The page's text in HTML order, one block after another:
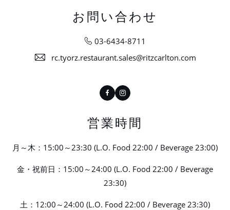
お問い合わせ
03-6434-8711
rc.tyorz.restaurant.sales@ritzcarlton.com
FacebookInstagram
営業時間
月～木：15:00～23:30 (L.O. Food 22:00 / Beverage 23:00)
金・祝前日：15:00～24:00 (L.O. Food 22:00 / Beverage
23:30)
土：12:00～24:00 (L.O. Food 22:00 / Beverage 23:30)